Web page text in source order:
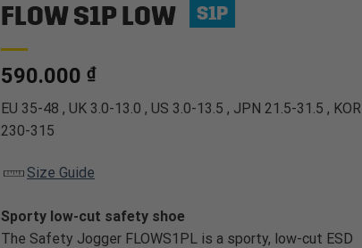
FLOW S1P LOW S1P
590.000 ₫
EU 35-48 , UK 3.0-13.0 , US 3.0-13.5 , JPN 21.5-31.5 , KOR
230-315
Size Guide
Sporty low-cut safety shoe
The Safety Jogger FLOWS1PL is a sporty, low-cut ESD